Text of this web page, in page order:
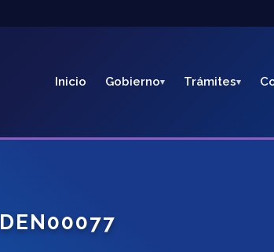
Inicio Gobierno Trámites
DEN00077